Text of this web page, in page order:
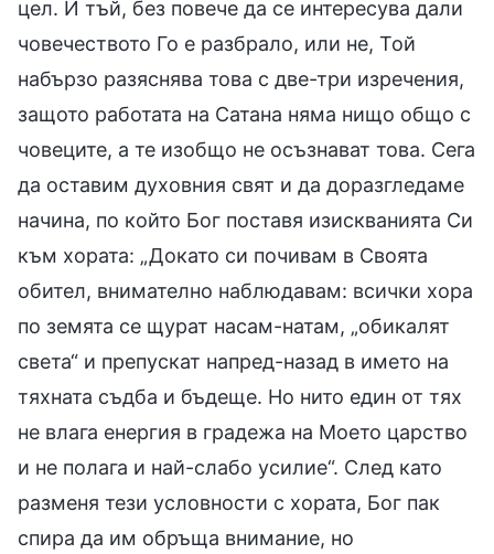
цел. И тъй, без повече да се интересува дали
човечеството Го е разбрало, или не, Той
набързо разяснява това с две-три изречения,
защото работата на Сатана няма нищо общо с
човеците, а те изобщо не осъзнават това. Сега
да оставим духовния свят и да доразгледаме
начина, по който Бог поставя изискванията Си
към хората: „Докато си почивам в Своята
обител, внимателно наблюдавам: всички хора
по земята се щурат насам-натам, „обикалят
света“ и препускат напред-назад в името на
тяхната съдба и бъдеще. Но нито един от тях
не влага енергия в градежа на Моето царство
и не полага и най-слабо усилие“. След като
разменя тези условности с хората, Бог пак
спира да им обръща внимание, но